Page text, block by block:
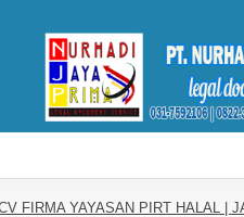
FIRMA YAYASAN PIRT HALAL |